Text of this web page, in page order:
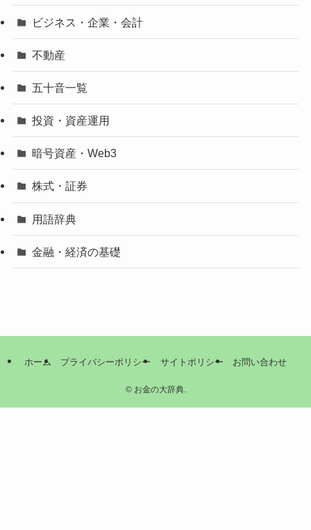
ビジネス・企業・会計
不動産
五十音一覧
投資・資産運用
暗号資産・Web3
株式・証券
用語辞典
金融・経済の基礎
ホーム プライバシーポリシー サイトポリシー お問い合わせ
©お金の大辞典.